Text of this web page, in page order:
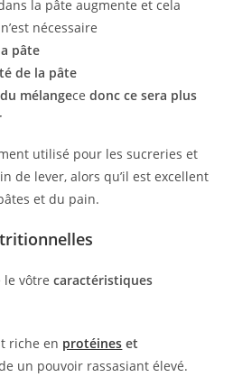
la pâte augmente et cela
nécessaire
pâte
de la pâte
mélangecedonc ce sera plus
utilisé pour les sucreries et
de lever, alors qu’il est excellent
et du pain.
le vôtrecaractéristiques
riche en protéines et
un pouvoir rassasiant élevé.